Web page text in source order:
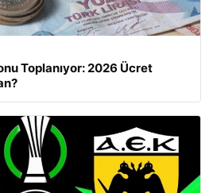
Toplanıyor: 2026 Ücret